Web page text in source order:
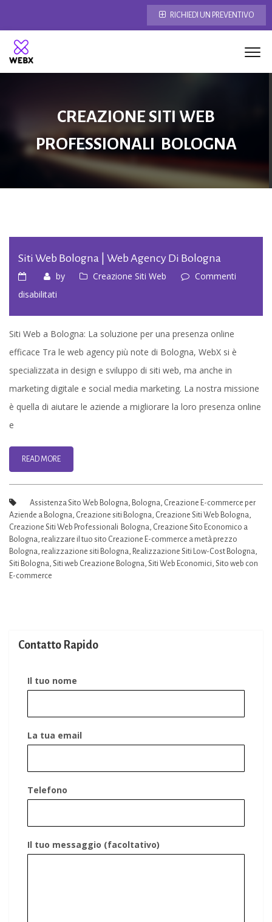
RICHIEDI UN PREVENTIVO
CREAZIONE SITI WEB
PROFESSIONALI BOLOGNA
Siti Web Bologna | Web Agency Di Bologna
by Creazione Siti Web
Commenti
disabilitati
Web
Bologna
|
Web
Agency
Siti Web a Bologna: La soluzione per una presenza online
efficace Tra le web agency più note di Bologna, WebX si è
specializzata in design e sviluppo di siti web, ma anche in
marketing digitale e social media marketing. La nostra missione
è quella di aiutare le aziende a migliorare la loro presenza online
e
READ MORE
Assistenza Sito Web Bologna, Bologna, Creazione E-commerce per
Aziende a Bologna, Creazione siti Bologna, Creazione Siti Web Bologna,
Creazione Siti Web Professionali Bologna, Creazione Sito Economico a
Bologna, realizzare il tuo sito Creazione E-commerce a metà prezzo
Bologna, realizzazione siti Bologna, Realizzazione Siti Low-Cost Bologna,
Siti Bologna, Siti web Creazione Bologna, Siti Web Economici, Sito web con
E-commerce
Contatto Rapido
Il tuo nome
La tua email
Telefono
Il tuo messaggio (facoltativo)